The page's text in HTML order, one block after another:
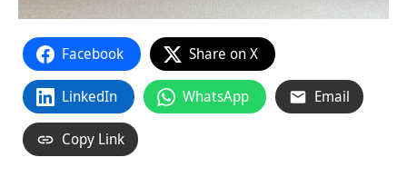
Facebook Share on X
LinkedIn WhatsApp Email
Copy Link